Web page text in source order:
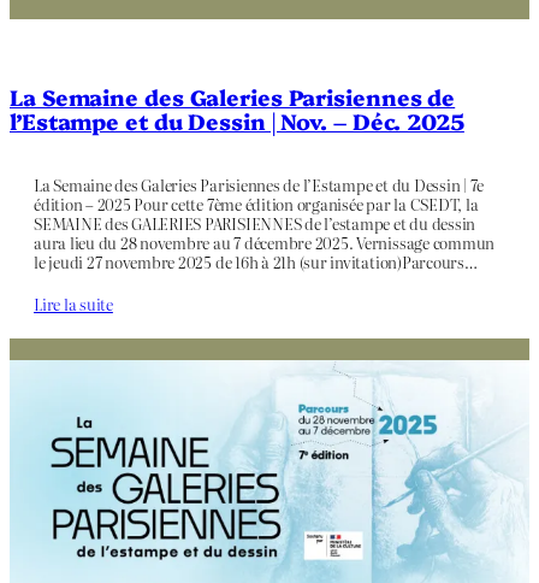
La Semaine des Galeries Parisiennes de
l’Estampe et du Dessin | Nov. – Déc. 2025
La Semaine des Galeries Parisiennes de l’Estampe et du Dessin | 7e
édition – 2025 Pour cette 7ème édition organisée par la CSEDT, la
SEMAINE des GALERIES PARISIENNES de l’estampe et du dessin
aura lieu du 28 novembre au 7 décembre 2025. Vernissage commun
le jeudi 27 novembre 2025 de 16h à 21h (sur invitation)Parcours…
Lire la suite